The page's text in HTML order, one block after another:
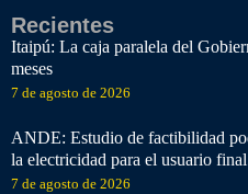
Recientes
Itaipú: La caja paralela del
meses
7 de agosto de 2026
ANDE: Estudio de factibilidad
la electricidad para el usuario
7 de agosto de 2026